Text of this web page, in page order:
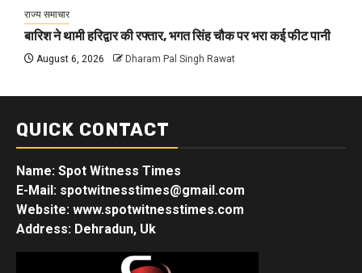
राज्य समाचार
बारिश ने थामी हरिद्वार की रफ्तार, भगत सिंह चौक पर भरा कई फीट पानी
August 6, 2026 Dharam Pal Singh Rawat
QUICK CONTACT
Name: Spot Witness Times
E-Mail: spotwitnesstimes@gmail.com
Website: www.spotwitnesstimes.com
Address: Dehradun, Uk